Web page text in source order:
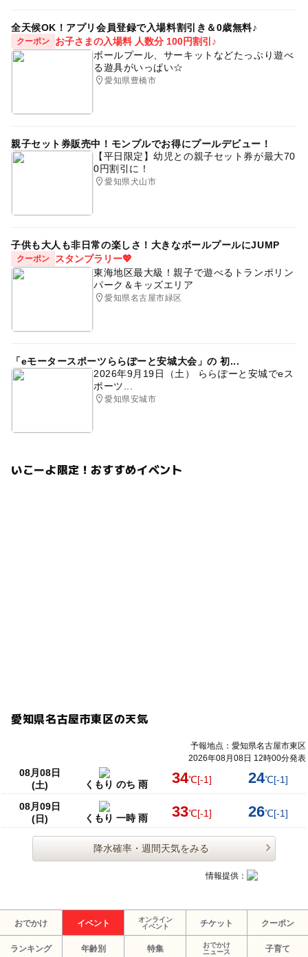
全天候OK！アプリ会員登録で入場料割引き＆0歳無料♪
クーポン
お子さまの入場料 人数分 100円割引♪
ボールプール、サーキットなどたっぷり遊べ
る遊具がいっぱい☆
愛知県豊橋市
親子セット券販売中！モンプルでお得にプールデビュー！
【平日限定】幼児との親子セット券が最大70
0円割引に！
愛知県犬山市
子供も大人も非日常の楽しさ！大きなボールプールにJUMP
クーポン
スタンプラリー💖
東海地区最大級！親子で遊べるトランポリン
パーク＆キッズエリア
愛知県名古屋市緑区
「eモータースポーツららぽーと安城大会」の 初...
2026年9月19日（土） ららぽーと安城でeス
ポーツ...
愛知県安城市
いこーよ限定！おすすめイベント
愛知県名古屋市東区の天気
予報地点：愛知県名古屋市東区
2026年08月08日 12時00分発表
08月08日
(土)
くもり のち 雨 34℃[-1] 24℃[-1]
08月09日
(日)
くもり 一時 雨 33℃[-1] 26℃[-1]
降水確率・週間天気をみる
情報提供：
おでかけ イベント
オンライン
イベント
チケット クーポン
ランキング 年齢別 特集
おでかけ
ニュース
子育て